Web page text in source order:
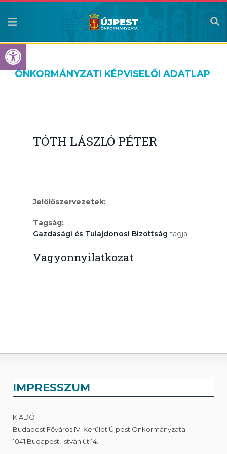
Eszköztár megnyitása
ÖNKORMÁNYZATI KÉPVISELŐI ADATLAP
TÓTH LÁSZLÓ PÉTER
Jelölőszervezetek:
Tagság:
Gazdasági és Tulajdonosi Bizottság tagja
Vagyonnyilatkozat
IMPRESSZUM
KIADÓ
Budapest Főváros IV. Kerület Újpest Önkormányzata
1041 Budapest, István út 14.